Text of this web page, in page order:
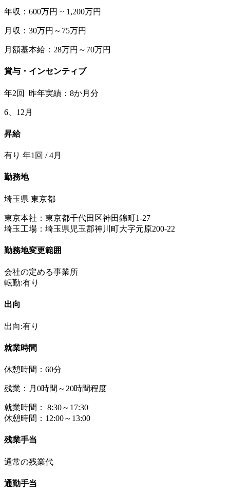
年収：600万円 ~ 1,200万円
月収：30万円～75万円
月額基本給：28万円～70万円
賞与・インセンティブ
年2回 昨年実績：8か月分
6、12月
昇給
有り 年1回 / 4月
勤務地
埼玉県 東京都
東京本社：東京都千代田区神田錦町1-27
埼玉工場：埼玉県児玉郡神川町大字元原200-22
勤務地変更範囲
会社の定める事業所
転勤:有り
出向
出向:有り
就業時間
休憩時間：60分
残業：月0時間～20時間程度
就業時間： 8:30～17:30
休憩時間：12:00～13:00
残業手当
通常の残業代
通勤手当